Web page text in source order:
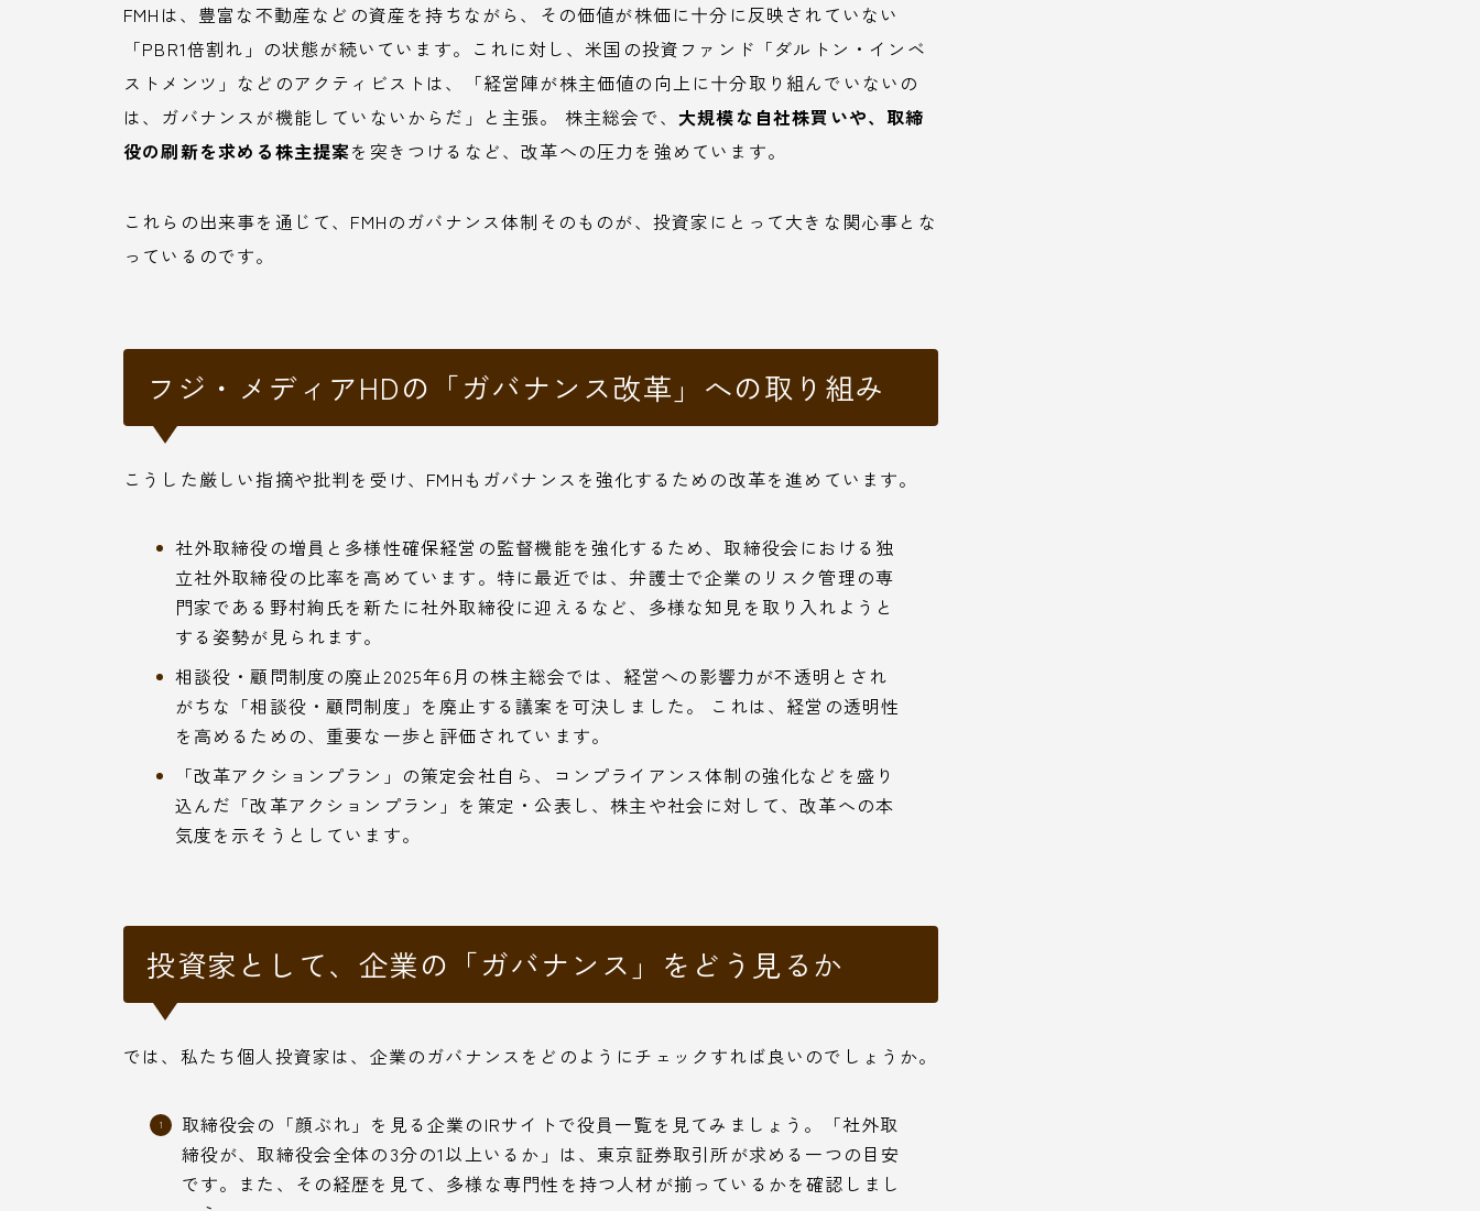
FMHは、豊富な不動産などの資産を持ちながら、その価値が株価に十分に反映されていない
「PBR1倍割れ」の状態が続いています。これに対し、米国の投資ファンド「ダルトン・インベ
ストメンツ」などのアクティビストは、「経営陣が株主価値の向上に十分取り組んでいないの
は、ガバナンスが機能していないからだ」と主張。 株主総会で、大規模な自社株買いや、取締
役の刷新を求める株主提案を突きつけるなど、改革への圧力を強めています。
これらの出来事を通じて、FMHのガバナンス体制そのものが、投資家にとって大きな関心事とな
っているのです。
フジ・メディアHDの「ガバナンス改革」への取り組み
こうした厳しい指摘や批判を受け、FMHもガバナンスを強化するための改革を進めています。
社外取締役の増員と多様性確保経営の監督機能を強化するため、取締役会における独
立社外取締役の比率を高めています。特に最近では、弁護士で企業のリスク管理の専
門家である野村絢氏を新たに社外取締役に迎えるなど、多様な知見を取り入れようと
する姿勢が見られます。
相談役・顧問制度の廃止2025年6月の株主総会では、経営への影響力が不透明とされ
がちな「相談役・顧問制度」を廃止する議案を可決しました。 これは、経営の透明性
を高めるための、重要な一歩と評価されています。
「改革アクションプラン」の策定会社自ら、コンプライアンス体制の強化などを盛り
込んだ「改革アクションプラン」を策定・公表し、株主や社会に対して、改革への本
気度を示そうとしています。
投資家として、企業の「ガバナンス」をどう見るか
では、私たち個人投資家は、企業のガバナンスをどのようにチェックすれば良いのでしょうか。
取締役会の「顔ぶれ」を見る企業のIRサイトで役員一覧を見てみましょう。「社外取
締役が、取締役会全体の3分の1以上いるか」は、東京証券取引所が求める一つの目安
です。また、その経歴を見て、多様な専門性を持つ人材が揃っているかを確認しまし